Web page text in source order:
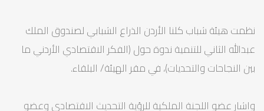
نظمت هيئة شباب كلنا الأردن الذراع الشبابي لصندوق الملك
عبدالله الثاني للتنمية ندوة حول (الفكر الاقتصادي الأردني ما
بين النجاحات والتحديات)، في مقر الهيئة/ البلقاء.
واشار عضو اللجنة الملكية للرؤية التحديث الاقتصادي وعضو